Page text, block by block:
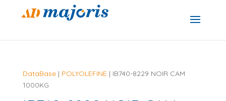
DataBase| POLYOLEFINE | IB740-8229 NOIR CAM
1000KG